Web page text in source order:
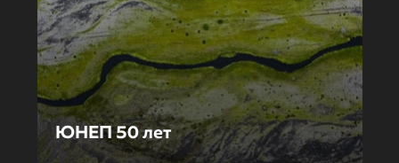
ЮНЕП 50 лет